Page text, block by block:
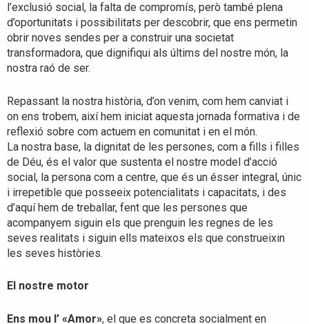
l’exclusió social, la falta de compromís, però també plena
d’oportunitats i possibilitats per descobrir, que ens permetin
obrir noves sendes per a construir una societat
transformadora, que dignifiqui als últims del nostre món, la
nostra raó de ser.
Repassant la nostra història, d’on venim, com hem canviat i
on ens trobem, així hem iniciat aquesta jornada formativa i de
reflexió sobre com actuem en comunitat i en el món.
La nostra base, la dignitat de les persones, com a fills i filles
de Déu, és el valor que sustenta el nostre model d’acció
social, la persona com a centre, que és un ésser integral, únic
i irrepetible que posseeix potencialitats i capacitats, i des
d’aquí hem de treballar, fent que les persones que
acompanyem siguin els que prenguin les regnes de les
seves realitats i siguin ells mateixos els que construeixin
les seves històries.
El nostre motor
Ens mou l’ «Amor», el que es concreta socialment en